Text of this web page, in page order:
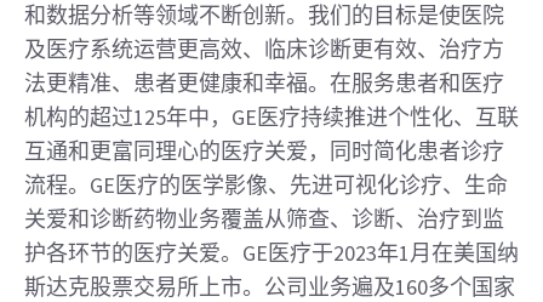
和数据分析等领域不断创新。我们的目标是使医院
及医疗系统运营更高效、临床诊断更有效、治疗方
法更精准、患者更健康和幸福。在服务患者和医疗
机构的超过125年中，GE医疗持续推进个性化、互联
互通和更富同理心的医疗关爱，同时简化患者诊疗
流程。GE医疗的医学影像、先进可视化诊疗、生命
关爱和诊断药物业务覆盖从筛查、诊断、治疗到监
护各环节的医疗关爱。GE医疗于2023年1月在美国纳
斯达克股票交易所上市。公司业务遍及160多个国家